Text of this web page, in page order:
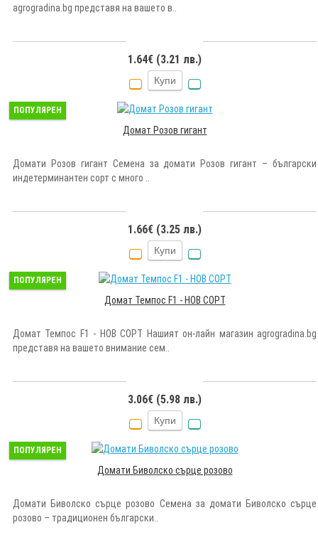
agrogradina.bg представя на вашето в..
1.64€ (3.21 лв.)
Купи
ПОПУЛЯРЕН
Домат Розов гигант
Домати Розов гигант Семена за домати Розов гигант – български
индетерминантен сорт с много ..
1.66€ (3.25 лв.)
Купи
ПОПУЛЯРЕН
Домат Темпос F1 - НОВ СОРТ
Домат Темпос F1 - НОВ СОРТ Нашият он-лайн магазин agrogradina.bg
представя на вашето внимание сем..
3.06€ (5.98 лв.)
Купи
ПОПУЛЯРЕН
Домати Биволско сърце розово
Домати Биволско сърце розово Семена за домати Биволско сърце
розово – традиционен български..